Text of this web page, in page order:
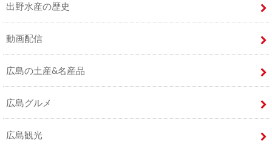
出野水産の歴史
動画配信
広島の土産&名産品
広島グルメ
広島観光